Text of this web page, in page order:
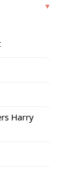
Harry